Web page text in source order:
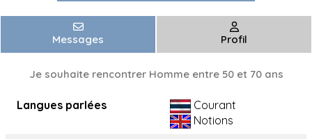
Messages Profil
Je souhaite rencontrer Homme entre 50 et 70 ans
Langues parlées
Courant
Notions